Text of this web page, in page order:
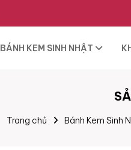
BÁNH KEM SINH NHẬT
Trang chủ Bánh Kem Sinh